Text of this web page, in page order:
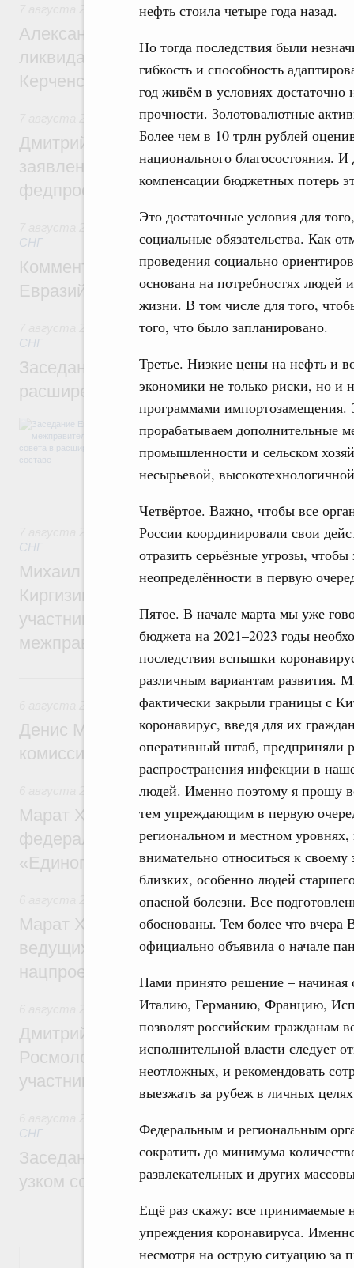
нефть стоила четыре года назад.
Но тогда последствия были
гибкость и способность
год живём в условиях
прочности. Золотовалютные
Более чем в 10 трлн рублей
национального благосостояния.
компенсации бюджетных потерь
Это достаточные условия для
социальные обязательства. Как
проведения социально
основана на потребностях людей
жизни. В том числе для того,
того, что было запланировано.
Третье. Низкие цены на нефть и
экономики не только риски, но и
программами импортозамещения.
прорабатываем дополнительные
промышленности и сельском
несырьевой,
Четвёртое. Важно, чтобы все
России координировали свои
отразить серьёзные угрозы,
неопределённости в первую
Пятое. В начале марта мы уже
бюджета на 2021–2023 годы
последствия вспышки
различным вариантам развития.
фактически закрыли границы с
коронавирус, введя для их
оперативный штаб, предприняли
распространения инфекции в
людей. Именно поэтому я прошу
тем упреждающим в первую
региональном и местном
внимательно относиться к
близких, особенно людей
опасной болезни. Все
обоснованы. Тем более что вчера
официально объявила о начале
Нами принято решение – начиная
Италию, Германию, Францию,
позволят российским гражданам
исполнительной власти следует
неотложных, и рекомендовать
выезжать за рубеж в личных
Федеральным и региональным
сократить до минимума
развлекательных и других
Ещё раз скажу: все принимаемые
упреждения коронавируса.
несмотря на острую ситуацию за
Чрезвычайные ситуации и ликвидация их
Александр Козлов провёл заседание
ликвидации последствий чрезвычайной
Керченском проливе
Среднее профессиональное образование
Дмитрий Чернышенко: Установлен
заявлений от абитуриентов колледжей и
федпроекта «Профессионалитет»
Евразийский экономический союз.
СНГ
Комментарий Алексея Оверчука по
Евразийского межправительственного
Евразийский экономический союз.
СНГ
Заседание Евразийского
расширенном составе
числе совершенствование кооперации в
регулирования и администрирования,
железнодорожных перевозок,
Евразийский экономический союз.
СНГ
Михаил Мишустин принял участие во
Киргизии Садыра Жапарова с главами
участников заседания Евразийского
межправительственного совета
6 августа, четверг
Общие вопросы промышленной политики
Денис Мантуров провёл заседание
комиссии по промышленности
Регулирование в сфере строительства
Марат Хуснуллин: Более 130
федерального значения построено под
«Единого заказчика»
Национальный проект «Инфраструктура
Марат Хуснуллин: Порядка 200
ведущих к спортивным объектам,
нацпроекту «Инфраструктура для
Молодёжная политика
Дмитрий Чернышенко, Сергей Кравцов и
Росмолодёжи Григорий Гуров
участников проекта «Кольцо открытий»
СНГ
Заседание Евразийского
узком составе